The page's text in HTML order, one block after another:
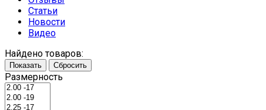
Статьи
Новости
Видео
Найдено товаров:
Показать Сбросить
Размерность